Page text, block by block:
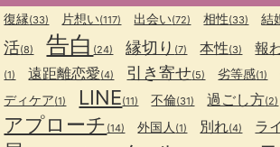
復縁(33) 片想い(117) 出会い(72) 相性(33) 結
活(8) 告白 (24) 縁切り (7) 本性(3) 報
(1) 遠距離恋愛(4) 引き寄せ(5) 劣等感(1)
ディケア(1) LINE(11) 不倫(31) 過ごし方(2)
アプローチ (14) 外国人 (1) 別れ(4) ラ